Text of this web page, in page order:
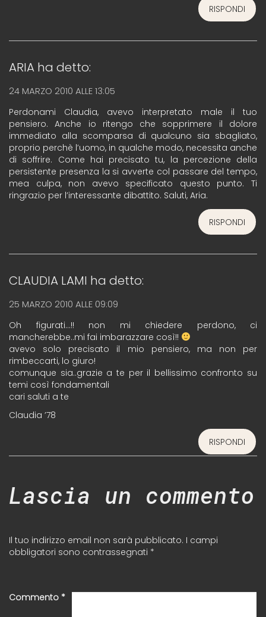
RISPONDI
ARIA ha detto:
24 MARZO 2010 ALLE 13:05
Perdonami Claudia, avevo interpretato male il tuo
pensiero. Anche io ritengo che sopprimere il dolore
immediato alla scomparsa di qualcuno sia sbagliato,
proprio perchè l’uomo, in qualche modo, necessita anche
di soffrire. Come hai precisato tu, la percezione della
persistente presenza la si avverte col passare del tempo,
mea culpa, non avevo specificato questo punto. Ti
ringrazio per l’interessante dibattito. Saluti, Aria.
RISPONDI
CLAUDIA LAMI ha detto:
25 MARZO 2010 ALLE 09:09
Oh figurati…!! non mi chiedere perdono, ci
mancherebbe..mi fai imbarazzare così!!
avevo solo precisato il mio pensiero, ma non per
rimbeccarti, lo giuro!
comunque sia..grazie a te per il bellissimo confronto su
temi così fondamentali
cari saluti a te
Claudia ’78
RISPONDI
Lascia un commento
Il tuo indirizzo email non sarà pubblicato. I campi
obbligatori sono contrassegnati *
Commento *